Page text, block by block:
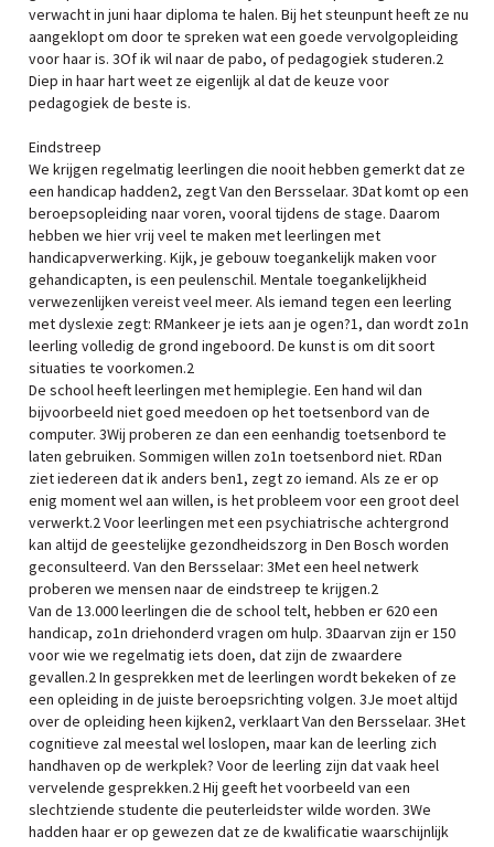
verwacht in juni haar diploma te halen. Bij het steunpunt heeft ze nu
aangeklopt om door te spreken wat een goede vervolgopleiding
voor haar is. 3Of ik wil naar de pabo, of pedagogiek studeren.2
Diep in haar hart weet ze eigenlijk al dat de keuze voor
pedagogiek de beste is.
Eindstreep
We krijgen regelmatig leerlingen die nooit hebben gemerkt dat ze
een handicap hadden2, zegt Van den Bersselaar. 3Dat komt op een
beroepsopleiding naar voren, vooral tijdens de stage. Daarom
hebben we hier vrij veel te maken met leerlingen met
handicapverwerking. Kijk, je gebouw toegankelijk maken voor
gehandicapten, is een peulenschil. Mentale toegankelijkheid
verwezenlijken vereist veel meer. Als iemand tegen een leerling
met dyslexie zegt: RMankeer je iets aan je ogen?1, dan wordt zo1n
leerling volledig de grond ingeboord. De kunst is om dit soort
situaties te voorkomen.2
De school heeft leerlingen met hemiplegie. Een hand wil dan
bijvoorbeeld niet goed meedoen op het toetsenbord van de
computer. 3Wij proberen ze dan een eenhandig toetsenbord te
laten gebruiken. Sommigen willen zo1n toetsenbord niet. RDan
ziet iedereen dat ik anders ben1, zegt zo iemand. Als ze er op
enig moment wel aan willen, is het probleem voor een groot deel
verwerkt.2 Voor leerlingen met een psychiatrische achtergrond
kan altijd de geestelijke gezondheidszorg in Den Bosch worden
geconsulteerd. Van den Bersselaar: 3Met een heel netwerk
proberen we mensen naar de eindstreep te krijgen.2
Van de 13.000 leerlingen die de school telt, hebben er 620 een
handicap, zo1n driehonderd vragen om hulp. 3Daarvan zijn er 150
voor wie we regelmatig iets doen, dat zijn de zwaardere
gevallen.2 In gesprekken met de leerlingen wordt bekeken of ze
een opleiding in de juiste beroepsrichting volgen. 3Je moet altijd
over de opleiding heen kijken2, verklaart Van den Bersselaar. 3Het
cognitieve zal meestal wel loslopen, maar kan de leerling zich
handhaven op de werkplek? Voor de leerling zijn dat vaak heel
vervelende gesprekken.2 Hij geeft het voorbeeld van een
slechtziende studente die peuterleidster wilde worden. 3We
hadden haar er op gewezen dat ze de kwalificatie waarschijnlijk